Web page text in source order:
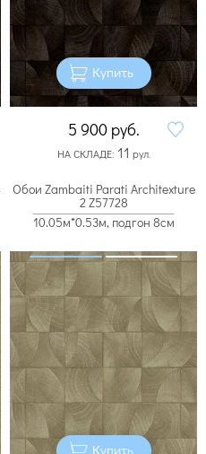
Купить
5 900 руб.
НА СКЛАДЕ: 11 рул.
Обои Zambaiti Parati Architexture
2 Z57728
10.05м*0.53м, подгон 8см
Купить